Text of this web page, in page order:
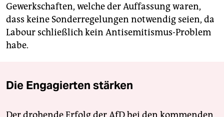
Gewerkschaften, welche der Auffassung waren,
dass keine Sonderregelungen notwendig seien, da
Labour schließlich kein Antisemitismus-Problem
habe.
Die Engagierten stärken